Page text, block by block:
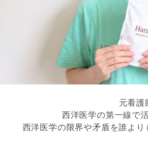
元看護
西洋医学の第一線で
西洋医学の限界や矛盾を誰よ